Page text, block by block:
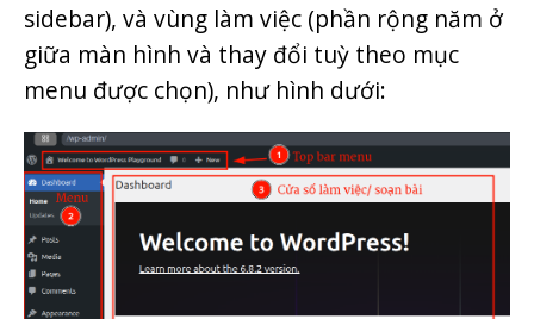
sidebar), và vùng làm việc (phần rộng năm ở
giữa màn hình và thay đổi tuỳ theo mục
menu được chọn), như hình dưới: